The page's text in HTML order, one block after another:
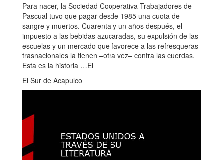
Para nacer, la Sociedad Cooperativa Trabajadores de
Pascual tuvo que pagar desde 1985 una cuota de
sangre y muertos. Cuarenta y un años después, el
impuesto a las bebidas azucaradas, su expulsión de las
escuelas y un mercado que favorece a las refresqueras
trasnacionales la tienen –otra vez– contra las cuerdas.
Esta es la historia …El
El Sur de Acapulco